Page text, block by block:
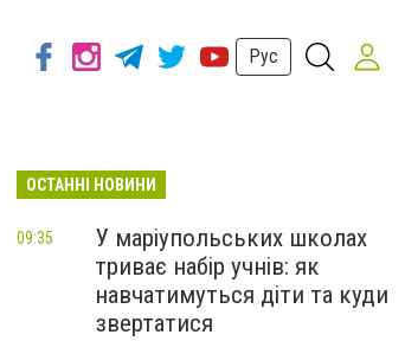
Рус
ОСТАННІ НОВИНИ
У маріупольських школах
триває набір учнів: як
навчатимуться діти та куди
звертатися
09:35